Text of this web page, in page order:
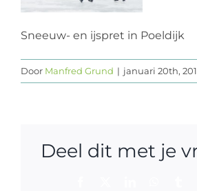
Sneeuw- en ijspret in Poeldijk
Door Manfred Grund | januari 20th,
Deel dit met je